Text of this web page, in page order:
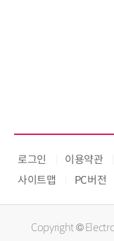
로그인 이용약관
사이트맵
PC버전
Copyright ©